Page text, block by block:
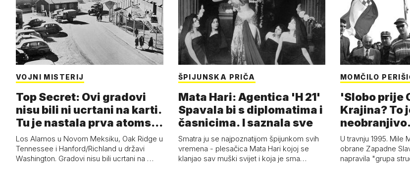
VOJNI MISTERIJ
Top Secret: Ovi gradovi
nisu bili ni ucrtani na karti.
Tu je nastala prva atoms…
Los Alamos u Novom Meksiku, Oak Ridge u
Tennessee i Hanford/Richland u državi
Washington. Gradovi nisu bili ucrtani na …
ŠPIJUNSKA PRIČA
Mata Hari: Agentica 'H 21'
Spavala bi s diplomatima i
časnicima. I saznala sve
Smatra ju se najpoznatijom špijunkom svih
vremena - plesačica Mata Hari kojoj se
klanjao sav muški svijet i koja je sma…
MOMČILO
'Slobo prije
Krajina? To
zvao
U travnju 1995. Mile
obrane Zapadne
napravila "grupa